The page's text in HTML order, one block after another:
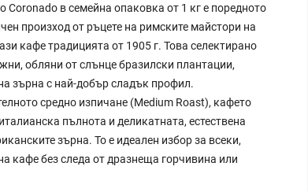
Coronado в семейна опаковка от 1 кг е поредното
произход от ръцете на римските майстори на
кафе традицията от 1905 г. Това селектирано
обляни от слънце бразилски плантации,
зърна с най-добър сладък профил.
средно изпичане (Medium Roast), кафето
пълнота и деликатната, естествена
зърна. То е идеален избор за всеки,
кафе без следа от дразнеща горчивина или